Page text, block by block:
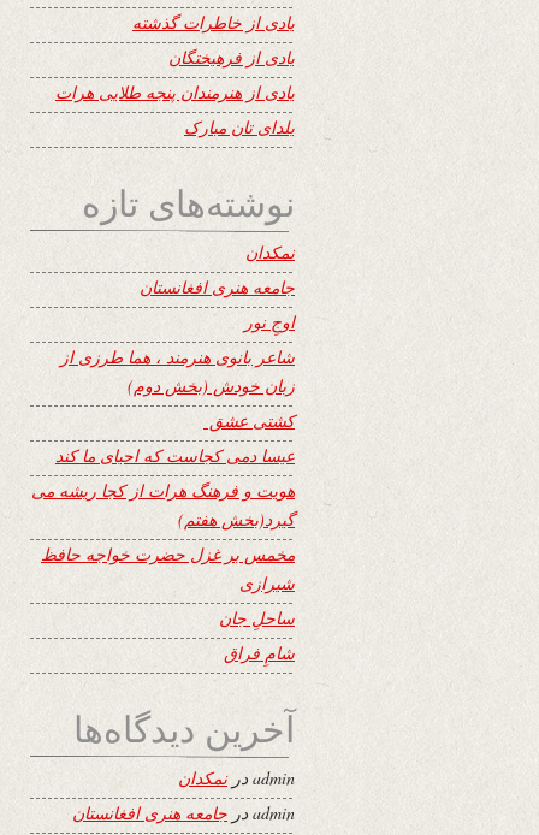
یادی از خاطرات گذشته
یادی از فرهیختگان
یادی از هنرمندان پنجه طلایی هرات
یلدای تان مبارک
نوشته‌های تازه
نمکدان
جامعه هنری افغانستان
اوجِ نور
شاعر بانوی هنرمند ، هما طرزی از
زبان خودش (بخش دوم)
کشتی عشق
عیسا دمی کجاست که احیای ما کند
هویت و فرهنگ هرات از کجا ریشه می
گیرد(بخش هفتم)
مخمس بر غزل حضرت خواجه حافظ
شیرازی
ساحلِ جان
شامِ فراق
آخرین دیدگاه‌ها
adminدرنمکدان
adminدر جامعه هنری افغانستان